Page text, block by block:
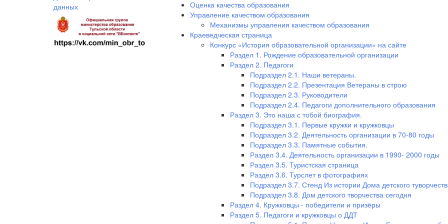
данных
Оценка качества образования
Управление качеством образования
Механизмы управления качеством образования
Краеведческая страница
Конкурс «История образовательной организации» на сайте
Раздел 1. Рождение образовательной организации
Раздел 2. Педагоги
Подраздел 2.1. Наши ветераны.
Подраздел 2.2. Презентация Ветераны в строю
Подраздел 2.3. Руководители
Подраздел 2.4. Педагоги дополнительного образования
Раздел 3. Это наша с тобой биография.
Подраздел 3.1. Первые кружки и кружковцы
Подраздел 3.2. Деятельность организации в 70-80 годы
Подраздел 3.3. Памятные события.
Раздел 3.4. Деятельность организации в 1990- 2000 годы
Раздел 3.5. Туристская страница
Раздел 3.6. Турслет в фотографиях
Подраздел 3.7. Стенд Из истории Дома детского
Подраздел 3.8. Дом детского творчества сегодня
Раздел 4. Кружковцы - победители и призёры
Раздел 5. Педагоги и кружковцы о ДДТ